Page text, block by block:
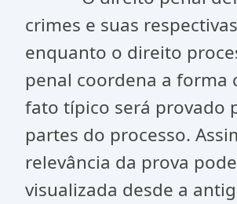
crimes e suas
enquanto o direito
penal coordena a forma
fato típico será provado
partes do processo.
relevância da prova
visualizada desde a